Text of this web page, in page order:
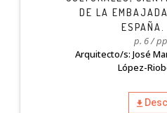
DE LA
ESPAÑA.
p. 6 /
Arquitecto/s: José
López-